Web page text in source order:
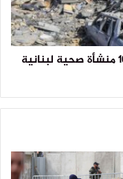
الصحة العالمية تكشف عن إغلاق 100 منشأة صحية لبنانية